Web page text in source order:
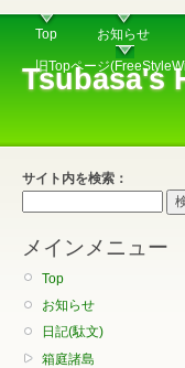
Tsubasa's
Top お知らせ
旧Topページ
サイト内を検索：
メインメニュー
Top
お知らせ
日記(駄文)
箱庭諸島